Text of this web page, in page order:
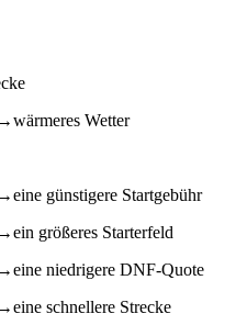
→wärmeres Wetter
→eine günstigere Startgebühr
→ein größeres Starterfeld
→eine niedrigere DNF-Quote
→eine schnellere Strecke